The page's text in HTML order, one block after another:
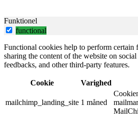
Funktionel
functional
Functional cookies help to perform certain
sharing the content of the website on
feedbacks, and other third-party features.
Cookie Varighed
mailchimp_landing_site 1 måned